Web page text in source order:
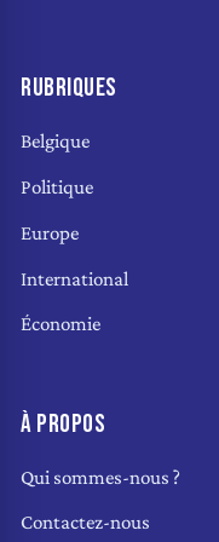
RUBRIQUES
Belgique
Politique
Europe
International
Économie
À PROPOS
Qui sommes-nous ?
Contactez-nous